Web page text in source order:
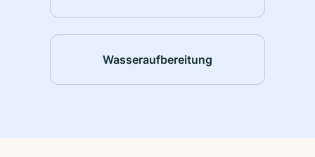
Wasseraufbereitung